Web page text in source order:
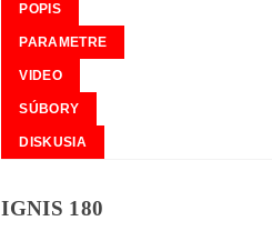
POPIS
PARAMETRE
VIDEO
SÚBORY
DISKUSIA
IGNIS 180